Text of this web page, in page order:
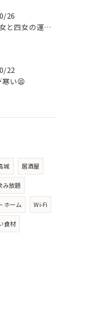
26
昨日は三女と四女の運動会🥰
22
寒い😫
城 居酒屋
み放題
ホーム Wi-Fi
食材